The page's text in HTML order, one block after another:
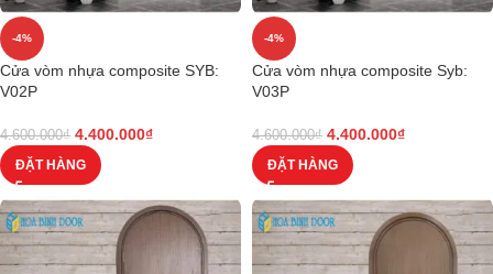
-4%
Cửa vòm nhựa composite SYB:
V02P
4.600.000₫ 4.400.000₫
ĐẶT HÀNG
-4%
Cửa vòm nhựa composite Syb:
V03P
4.600.000₫ 4.400.000₫
ĐẶT HÀNG